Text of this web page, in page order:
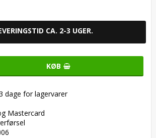
CA. 2-3 UGER.
KØB
dage for lagervarer
Mastercard